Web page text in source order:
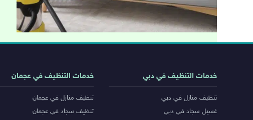
روابط
المدن
خدمات التنظيف في دبي
تنظيف منازل في دبي
غسيل سجاد في دبي
خدمات التنظيف في عجمان
تنظيف منازل في عجمان
تنظيف سجاد في عجمان